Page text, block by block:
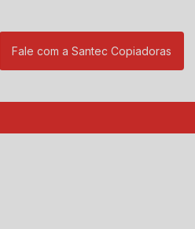
Fale com a Santec Copiadoras